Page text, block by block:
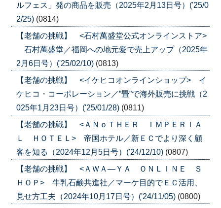
ルフェス」発の商品を販売（2025年2月13日号）('25/0
2/25) (0814)
【老舗の挑戦】 <石村萬盛堂公式オンラインストア>
石村萬盛堂／福岡への地元愛で売上アップ（2025年
2月6日号）('25/02/10) (0813)
【老舗の挑戦】 <イケヒコオンラインショップ> イ
ケヒコ・コーポレーション／”畳”で海外販売に挑戦（2
025年1月23日号）('25/01/28) (0811)
【老舗の挑戦】 <ＡＮｏＴＨＥＲ ＩＭＰＥＲＩＡ
Ｌ ＨＯＴＥＬ> 帝国ホテル／新ＥＣでより深く顧
客を知る（2024年12月5日号）('24/12/10) (0807)
【老舗の挑戦】 <ＡＷＡ―ＹＡ ＯＮＬＩＮＥ Ｓ
ＨＯＰ> 牛乳石鹸共進社／マーケ目的でＥＣ活用、
見せ方工夫（2024年10月17日号）('24/11/05) (0800)